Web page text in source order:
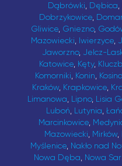
Dąbrówki, Dębica,
Dobrzykowice,
Gliwice, Gniezno,
Mazowiecki, Iwierzyce,
Jaworzno, Jelcz-
Katowice, Kęty,
Komorniki, Konin, Kosina
Kraków, Krapkowice,
Limanowa, Lipno, Lisia
Luboń, Lutynia,
Marcinkowice,
Mazowiecki, Mirków,
Myślenice, Nakło nad
Nowa Dęba, Nowa